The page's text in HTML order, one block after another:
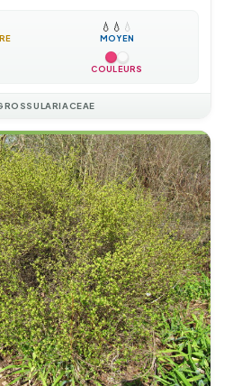
💧 💧 💧
MOYEN
COULEURS